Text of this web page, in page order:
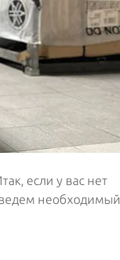
если у вас нет
необходимый